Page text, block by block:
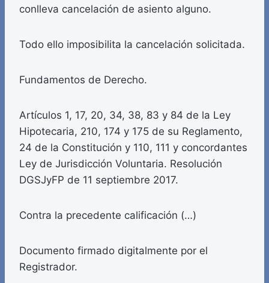
conlleva cancelación de asiento alguno.
Todo ello imposibilita la cancelación solicitada.
Fundamentos de Derecho.
Artículos 1, 17, 20, 34, 38, 83 y 84 de la Ley
Hipotecaria, 210, 174 y 175 de su Reglamento,
24 de la Constitución y 110, 111 y concordantes
Ley de Jurisdicción Voluntaria. Resolución
DGSJyFP de 11 septiembre 2017.
Contra la precedente calificación (…)
Documento firmado digitalmente por el
Registrador.